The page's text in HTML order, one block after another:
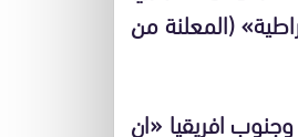
(المعلنة من
وجنوب افريقيا«ان